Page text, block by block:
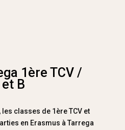
1ère TCV /
B
classes de 1ère TCV et
en Erasmus à Tarrega